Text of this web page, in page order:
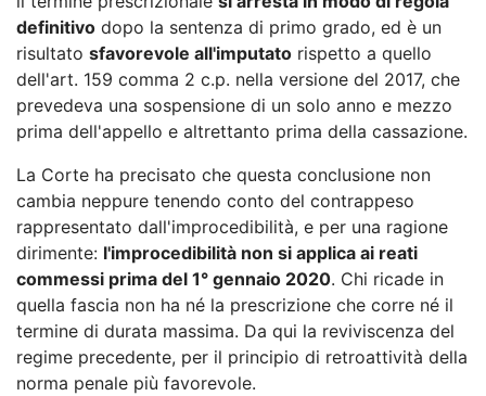
definitivo dopo la sentenza di primo grado, ed è un
risultato sfavorevole all'imputato rispetto a quello
dell'art. 159 comma 2 c.p. nella versione del 2017, che
prevedeva una sospensione di un solo anno e mezzo
prima dell'appello e altrettanto prima della cassazione.
La Corte ha precisato che questa conclusione non
cambia neppure tenendo conto del contrappeso
rappresentato dall'improcedibilità, e per una ragione
dirimente: l'improcedibilità non si applica ai reati
commessi prima del 1° gennaio 2020. Chi ricade in
quella fascia non ha né la prescrizione che corre né il
termine di durata massima. Da qui la reviviscenza del
regime precedente, per il principio di retroattività della
norma penale più favorevole.